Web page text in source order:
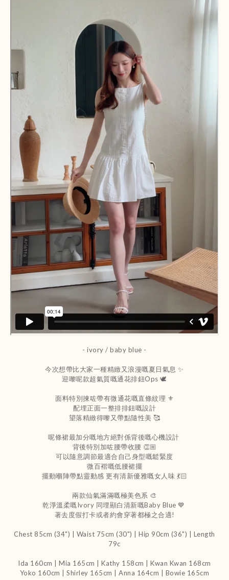
- ivory / baby blue -
今次想帶比大家一種精緻又浪漫嘅夏日氣息 ✨
迎嚟呢款超氣質嘅通花排鈕Ops 🕊️
面料特別揀咗帶有微通花嘅直條紋理 ⚜️
配埋正面一整排排鈕嘅設計
望落精緻得嚟又帶點隨性美 🥰
呢條裙最加分嘅地方絕對係背後嘅心機設計
背後特別加咗腰帶收腰 👏🏼
可以隨意調節最適合自己身型嘅鬆緊度
微百褶嘅低腰裙擺
擺動嗰陣帶點靈動感 更有清新優雅嘅女人味 💃🏻
兩款仙氣滿滿嘅極美色系 🎨
乾淨溫柔嘅Ivory 同埋顯白清新嘅Baby Blue 💙
著去度假打卡或者約會穿著都極之合適!
Chest 85cm (34") | Waist 75cm (30") | Hip 90cm (36") | Length
79c
Ida 160cm | Mia 165cm | Kathy 158cm |Kwan Kwan 168cm
Yoko 160cm | Shirley 165cm
| Anna 164cm | Bowie 165cm